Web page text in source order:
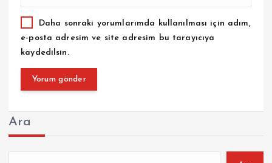
Daha sonraki yorumlarımda kullanılması için adım,
e-posta adresim ve site adresim bu tarayıcıya
kaydedilsin.
Ara